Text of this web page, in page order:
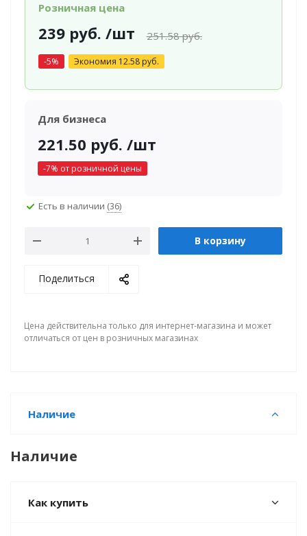
Розничная цена
239руб. /шт 251.58руб.
-5% Экономия 12.58руб.
Для бизнеса
221.50 руб. /шт
-7% от розничной цены
Есть в наличии (36)
В корзину
Поделиться
Цена действительна только для интернет-магазина и может
отличаться от цен в розничных магазинах
Наличие
Наличие
Как купить